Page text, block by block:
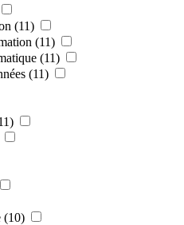
(11)
(11)
(11)
(11)
(10)